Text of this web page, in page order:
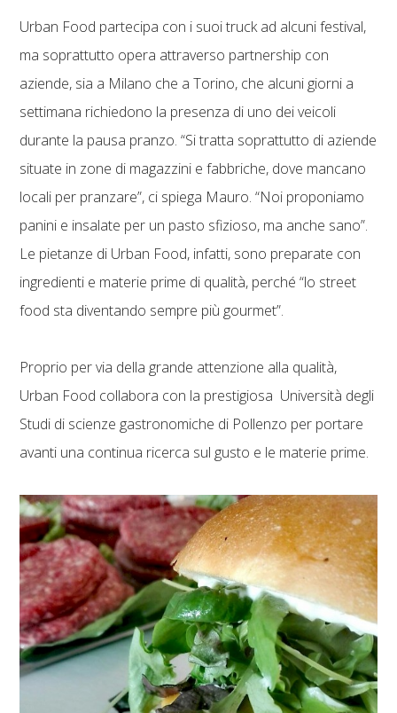
Urban Food partecipa con i suoi truck ad alcuni festival,
ma soprattutto opera attraverso partnership con
aziende, sia a Milano che a Torino, che alcuni giorni a
settimana richiedono la presenza di uno dei veicoli
durante la pausa pranzo. “Si tratta soprattutto di aziende
situate in zone di magazzini e fabbriche, dove mancano
locali per pranzare”, ci spiega Mauro. “Noi proponiamo
panini e insalate per un pasto sfizioso, ma anche sano”.
Le pietanze di Urban Food, infatti, sono preparate con
ingredienti e materie prime di qualità, perché “lo street
food sta diventando sempre più gourmet”.
Proprio per via della grande attenzione alla qualità,
Urban Food collabora con la prestigiosa Università degli
Studi di scienze gastronomiche di Pollenzo per portare
avanti una continua ricerca sul gusto e le materie prime.